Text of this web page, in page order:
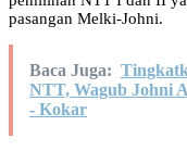
pasangan Melki-Johni.
Baca Juga:
NTT, Wagub Johni
- Kokar